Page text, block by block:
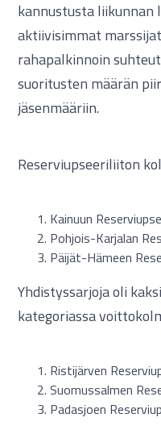
kannustusta liikunnan
aktiivisimmat
rahapalkinnoin
suoritusten määrän
jäsenmääriin.
Reserviupseeriliiton
Kainuun
Pohjois-Karjalan
Päijät-Hämeen
Yhdistyssarjoja oli
kategoriassa
Ristijärven
Suomussalmen
Padasjoen